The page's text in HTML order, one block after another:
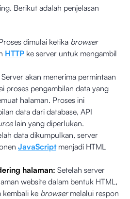
Berikut adalah penjelasan
dimulai ketika browser
HTTP ke server untuk mengambil
Server akan menerima permintaan
proses pengambilan data yang
halaman. Proses ini
data dari database, API
lain yang diperlukan.
data dikumpulkan, server
JavaScriptmenjadi HTML
halaman: Setelah server
website dalam bentuk HTML,
kembali ke browsermelalui respon